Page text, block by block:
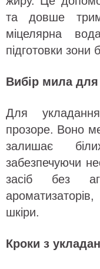
та довше
міцелярна
підготовки зони
Вибір мила
Для
прозоре. Воно
залишає
забезпечуючи
засіб без
шкіри.
Кроки з